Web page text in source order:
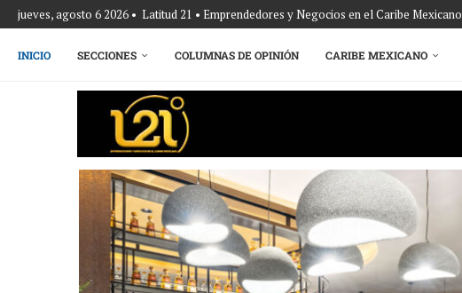
jueves, agosto 6 2026 • Latitud 21 • Emprendedores y Negocios en el Caribe Mexicano
INICIO SECCIONES COLUMNAS DE OPINIÓN CARIBE MEXICANO